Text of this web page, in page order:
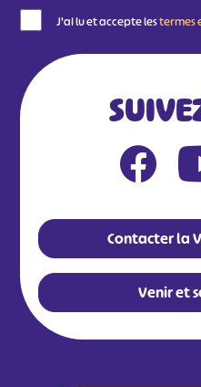
J'ai lu et accepte lestermes
Contacter la
Venir et